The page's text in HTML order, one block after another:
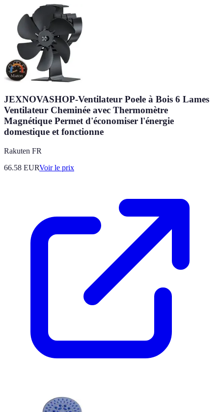
JEXNOVASHOP-Ventilateur Poele à Bois 6 Lames
Ventilateur Cheminée avec Thermomètre
Magnétique Permet d'économiser l'énergie
domestique et fonctionne
Rakuten FR
66.58 EURVoir le prix